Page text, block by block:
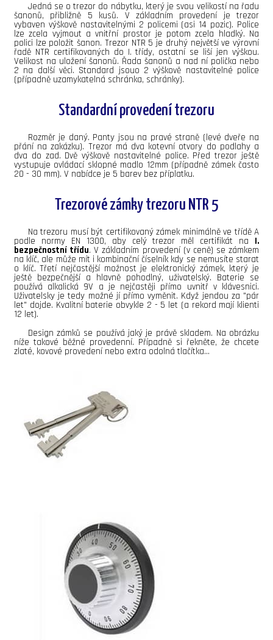
Jedná se o trezor do nábytku, který je svou velikostí na řadu
šanonů, přibližně 5 kusů. V základním provedení je trezor
vybaven výškově nastavitelnými 2 policemi (asi 14 pozic). Police
lze zcela vyjmout a vnitřní prostor je potom zcela hladký. Na
polici lze položit šanon. Trezor NTR 5 je druhý největší ve výrovní
řadě NTR certifikovaných do I. třídy, ostatní se liší jen výškou.
Velikost na uložení šanonů. Řada šanonů a nad ní polička nebo
2 na další věci. Standard jsouo 2 výškově nastavitelné police
(případně uzamykatelná schránka, schránky).
Standardní provedení trezoru
Rozměr je daný. Panty jsou na pravé straně (levé dveře na
přání na zakázku). Trezor má dva kotevní otvory do podlahy a
dva do zad. Dvě výškově nastavitelné police. Před trezor ještě
vystupuje ovládací sklopné madlo 12mm (případně zámek často
20 - 30 mm). V nabídce je 5 barev bez příplatku.
Trezorové zámky trezoru NTR 5
Na trezoru musí být certifikovaný zámek minimálně ve třídě A
podle normy EN 1300, aby celý trezor měl certifikát na I.
bezpečnostní třídu. V základním provedení (v ceně) se zámkem
na klíč, ale může mít i kombinační číselník kdy se nemusíte starat
o klíč. Třetí nejčastější možnost je elektronický zámek, který je
ještě bezpečnější a hlavně pohodlný, uživatelský. Baterie se
používá alkalická 9V a je nejčastěji přímo uvnitř v klávesnici.
Uživatelsky je tedy možné jí přímo vyměnit. Když jendou za "pár
let" dojde. Kvalitní baterie obvykle 2 - 5 let (a rekord mají klienti
12 let).
Design zámků se používá jaký je právě skladem. Na obrázku
níže takové běžné provedenní. Případně si řekněte, že chcete
zlaté, kovové provedení nebo extra odolná tlačítka...